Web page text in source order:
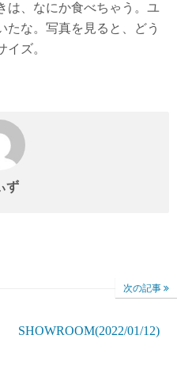
は、なにか食べちゃう。ユ
たな。写真を見ると、どう
ズ。
ず
次の記事
SHOWROOM(2022/01/12)